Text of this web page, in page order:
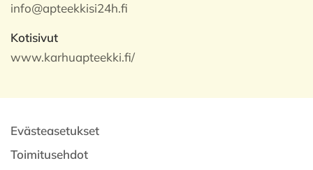
info@apteekkisi24h.fi
Kotisivut
www.karhuapteekki.fi/
Evästeasetukset
Toimitusehdot